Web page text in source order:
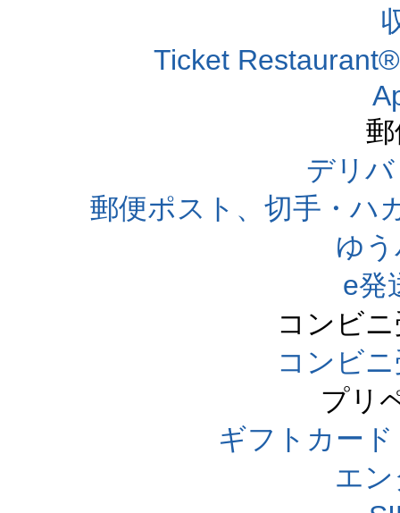
Ticket
デリ
郵便ポスト、切手・ハ
ゆ
e発
コンビ
コンビ
プリ
ギフトカー
エ